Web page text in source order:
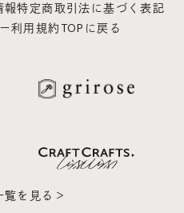
報特定商取引法に基づく表記
利用規約 TOPに戻る
覧を見る＞